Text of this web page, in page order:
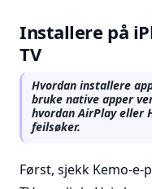
Installere på
TV
Hvordan installere
bruke native apper
hvordan AirPlay eller
feilsøker.
Først, sjekk Kemo-e-